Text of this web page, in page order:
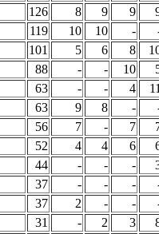
126 8 9 9
119 10 10 -
101 5 6 8
88 - - 10
63 - - 4
63 9 8 -
56 7 - 7
52 4 4 6
44 - - -
37 - - -
37 2 - -
31 - 2 3